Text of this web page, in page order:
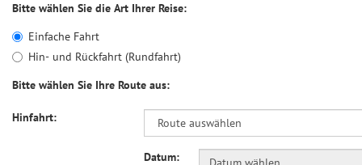
Bitte wählen Sie die Art Ihrer Reise:
Einfache Fahrt
Hin- und Rückfahrt (Rundfahrt)
Bitte wählen Sie Ihre Route aus:
Hinfahrt:
Datum: